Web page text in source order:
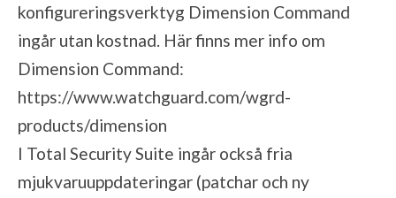
konfigureringsverktyg Dimension Command
ingår utan kostnad. Här finns mer info om
Dimension Command:
https://www.watchguard.com/wgrd-
products/dimension
I Total Security Suite ingår också fria
mjukvaruuppdateringar (patchar och ny